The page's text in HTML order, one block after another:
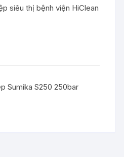
siêu thị bệnh viện HiClean
Sumika S250 250bar